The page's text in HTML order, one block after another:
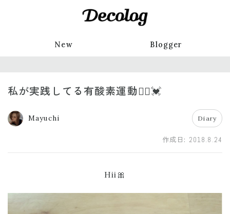
New Blogger
私が実践してる有酸素運動🏃‍♀️💓
Mayuchi Diary
作成日: 2018.8.24
Hii🎀